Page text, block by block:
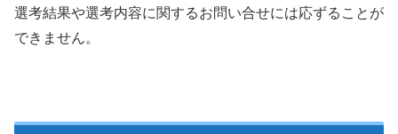
選考結果や選考内容に関するお問い合せには応ずることが
できません。